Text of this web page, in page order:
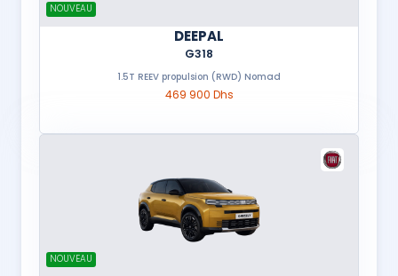
NOUVEAU
DEEPAL
G318
1.5T REEV propulsion (RWD) Nomad
469 900 Dhs
NOUVEAU